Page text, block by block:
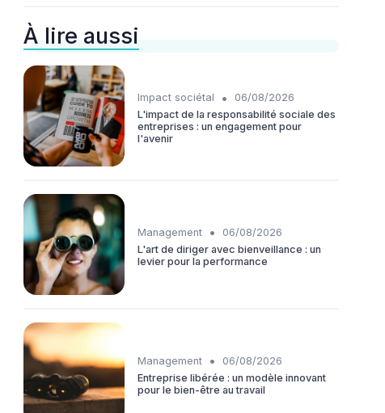
À lire aussi
Impact sociétal •
06/08/2026
L'impact de la responsabilité sociale des
entreprises : un engagement pour
l'avenir
Management •
06/08/2026
L'art de diriger avec bienveillance : un
levier pour la performance
Management •
06/08/2026
Entreprise libérée : un modèle innovant
pour le bien-être au travail